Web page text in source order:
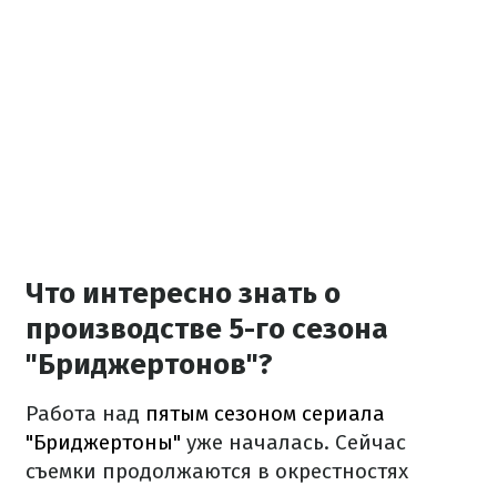
Что интересно знать о
производстве 5-го сезона
"Бриджертонов"?
Работа над пятым сезоном сериала
"Бриджертоны" уже началась. Сейчас
съемки продолжаются в окрестностях